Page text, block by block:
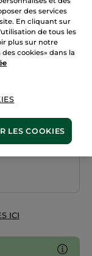
+10
ICI
des services
En cliquant sur
de tous les
plus sur notre
cookies» dans la
LES COOKIES